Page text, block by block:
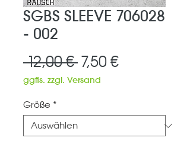
SGBS SLEEVE 706028
- 002
12,00 € Standardpreis
7,50 €Sale-
ggfls. zzgl. Versand
Größe *